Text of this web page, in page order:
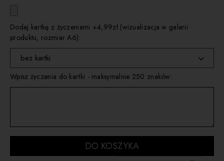
Dodaj kartkę z życzeniami +4,99zł (wizualizacja w galerii
produktu, rozmiar A6):
bez kartki
wybierz
kartka 3
kartka 4
Wpisz życzenia do kartki - maksymalnie 250 znaków:
DO KOSZYKA